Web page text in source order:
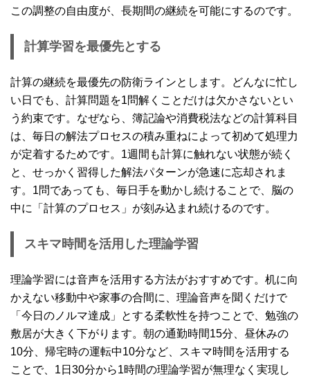
この調整の自由度が、長期間の継続を可能にするのです。
計算学習を最優先とする
計算の継続を最優先の防衛ラインとします。どんなに忙し
い日でも、計算問題を1問解くことだけは欠かさないとい
う約束です。なぜなら、簿記論や消費税法などの計算科目
は、毎日の解法プロセスの積み重ねによって初めて処理力
が定着するためです。1週間も計算に触れない状態が続く
と、せっかく習得した解法パターンが急速に忘却されま
す。1問であっても、毎日手を動かし続けることで、脳の
中に「計算のプロセス」が刻み込まれ続けるのです。
スキマ時間を活用した理論学習
理論学習には音声を活用する方法がおすすめです。机に向
かえない移動中や家事の合間に、理論音声を聞くだけで
「今日のノルマ達成」とする柔軟性を持つことで、勉強の
敷居が大きく下がります。朝の通勤時間15分、昼休みの
10分、帰宅時の運転中10分など、スキマ時間を活用する
ことで、1日30分から1時間の理論学習が無理なく実現し